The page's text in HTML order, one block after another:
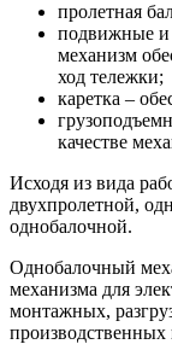
пролетная
подвижные и
механизм
ход тележки;
каретка –
качестве
Исходя из вида
двухпролетной,
однобалочной.
Однобалочный
механизма для
монтажных,
производственных